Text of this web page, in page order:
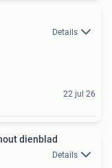
Details
22 jul 26
dienblad
Details